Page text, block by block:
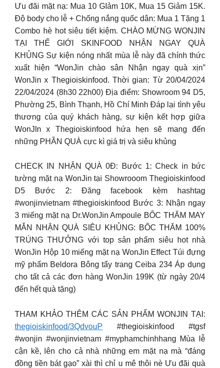
Ưu đãi mặt nạ: Mua 10 GIảm 10K, Mua 15 Giảm 15K.
Độ body cho lễ + Chống nắng quốc dân: Mua 1 Tặng 1
Combo hè hot siêu tiết kiệm. CHÀO MỪNG WONJIN
TẠI THẾ GIỚI SKINFOOD NHẬN NGAY QUÀ
KHỦNG Sự kiện nóng nhất mùa lễ này đã chính thức
xuất hiện “WonJin chào sân Nhận ngay quà xịn”
WonJin x Thegioiskinfood. Thời gian: Từ 20/04/2024
22/04/2024 (8h30 22h00) Địa điểm: Showroom 94 D5,
Phường 25, Bình Thạnh, Hồ Chí Minh Đáp lại tình yêu
thương của quý khách hàng, sự kiện kết hợp giữa
WonJIn x Thegioiskinfood hứa hẹn sẽ mang đến
những PHẦN QUÀ cực kì giá trị và siêu khủng
CHECK IN NHẬN QUÀ 0Đ: Bước 1: Check in bức
tường mặt nạ WonJin tại Showrooom Thegioiskinfood
D5 Bước 2: Đăng facebook kèm hashtag
#wonjinvietnam #thegioiskinfood Bước 3: Nhận ngay
3 miếng mặt nạ Dr.WonJin Ampoule BỐC THĂM MAY
MẮN NHẬN QUÀ SIÊU KHỦNG: BỐC THĂM 100%
TRÚNG THƯỞNG với top sản phẩm siêu hot nhà
WonJin Hộp 10 miếng mặt nạ WonJin Effect Túi đựng
mỹ phẩm Beldora Bông tẩy trang Ceiba 234 Áp dụng
cho tất cả các đơn hàng WonJin 199K (từ ngày 20/4
đến hết quà tặng)
THAM KHẢO THÊM CÁC SẢN PHẨM WONJIN TẠI:
thegioiskinfood/3QdvouP #thegioiskinfood #tgsf
#wonjin #wonjinvietnam #myphamchinhhang Mùa lễ
cận kề, lên cho cả nhà những em mặt nạ mà “đáng
đồng tiền bát gạo” xài thì chỉ u mê thôi nè Ưu đãi quà